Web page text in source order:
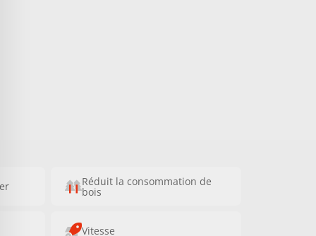
Réduit la consommation de
bois
Vitesse